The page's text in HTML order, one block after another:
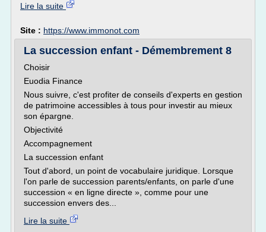
Lire la suite
Site : https://www.immonot.com
La succession enfant - Démembrement 8
Choisir
Euodia Finance
Nous suivre, c'est profiter de conseils d'experts en gestion
de patrimoine accessibles à tous pour investir au mieux
son épargne.
Objectivité
Accompagnement
La succession enfant
Tout d'abord, un point de vocabulaire juridique. Lorsque
l'on parle de succession parents/enfants, on parle d'une
succession « en ligne directe », comme pour une
succession envers des...
Lire la suite